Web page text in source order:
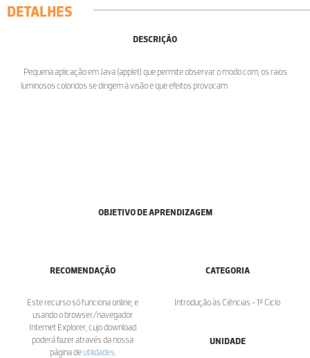
DETALHES
DESCRIÇÃO
Pequena aplicação em Java (applet) que permite observar o modo com, os raios
luminosos coloridos se dirigem à visão e que efeitos provocam.
OBJETIVO DE APRENDIZAGEM
RECOMENDAÇÃO
Este recurso só funciona online, e
usando o browser/navegador
Internet Explorer, cujo download
poderá fazer através da nossa
página deutilidades
CATEGORIA
Introdução às Ciências - 1º Ciclo
UNIDADE